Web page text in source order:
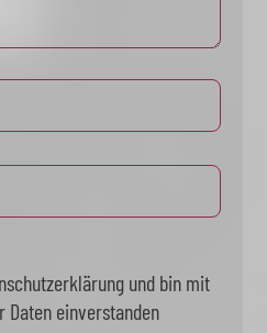
und bin mit
Daten einverstanden